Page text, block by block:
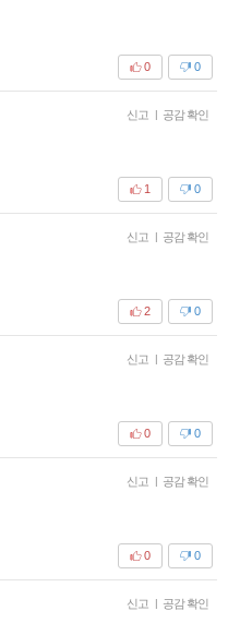
0
0
신고 | 공감 확인
0
1
신고 | 공감 확인
0
2
신고 | 공감 확인
0
0
신고 | 공감 확인
0
0
신고 | 공감 확인